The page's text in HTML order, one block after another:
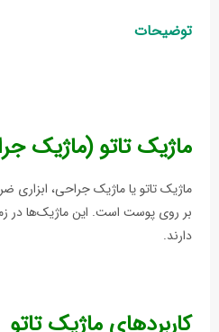
توضیحات
ماژیک تاتو (ماژیک
ماژیک تاتو یا ماژیک جراحی، ابزاری
بر روی پوست است. این ماژیک‌ها در
دارند.
کاربردهای ماژیک تاتو